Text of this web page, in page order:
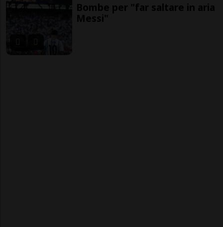
Bombe per "far saltare in aria
Messi"